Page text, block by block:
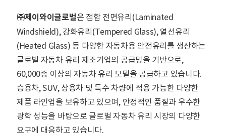
㈜제이와이글로벌은 접합 전면유리(Laminated
Windshield), 강화유리(Tempered Glass), 열선유리
(Heated Glass) 등 다양한 자동차용 안전유리를 생산하는
글로벌 자동차 유리 제조기업의 공급망을 기반으로,
60,000종 이상의 자동차 유리 모델을 공급하고 있습니다.
승용차, SUV, 상용차 및 특수 차량에 적용 가능한 다양한
제품 라인업을 보유하고 있으며, 안정적인 품질과 우수한
광학 성능을 바탕으로 글로벌 자동차 유리 시장의 다양한
요구에 대응하고 있습니다.